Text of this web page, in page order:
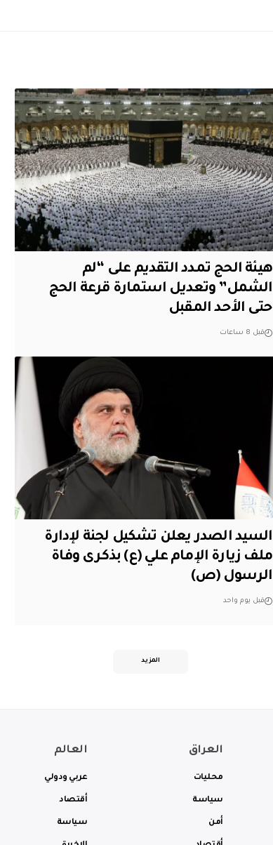
هيئة الحج تمدد التقديم على “لم
الشمل” وتعديل استمارة قرعة الحج
حتى الأحد المقبل
قبل 8 ساعات
السيد الصدر يعلن تشكيل لجنة لإدارة
ملف زيارة الإمام علي (ع) بذكرى وفاة
الرسول (ص)
قبل يوم واحد
المزيد
العراق
محليات
سياسة
أمن
العالم
عربي ودولي
أقتصاد
سياسة